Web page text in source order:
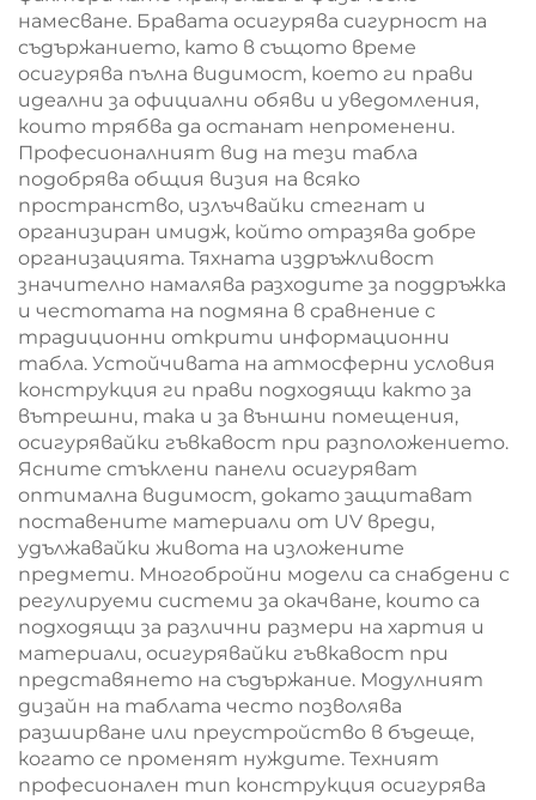
намесване. Бравата осигурява сигурност на
съдържанието, като в същото време
осигурява пълна видимост, което ги прави
идеални за официални обяви и уведомления,
които трябва да останат непроменени.
Професионалният вид на тези табла
подобрява общия визия на всяко
пространство, излъчвайки стегнат и
организиран имидж, който отразява добре
организацията. Тяхната издръжливост
значително намалява разходите за поддръжка
и честотата на подмяна в сравнение с
традиционни открити информационни
табла. Устойчивата на атмосферни условия
конструкция ги прави подходящи както за
вътрешни, така и за външни помещения,
осигурявайки гъвкавост при разположението.
Ясните стъклени панели осигуряват
оптимална видимост, докато защитават
поставените материали от UV вреди,
удължавайки живота на изложените
предмети. Многобройни модели са снабдени с
регулируеми системи за окачване, които са
подходящи за различни размери на хартия и
материали, осигурявайки гъвкавост при
представянето на съдържание. Модулният
дизайн на таблата често позволява
разширване или преустройство в бъдеще,
когато се променят нуждите. Техният
професионален тип конструкция осигурява